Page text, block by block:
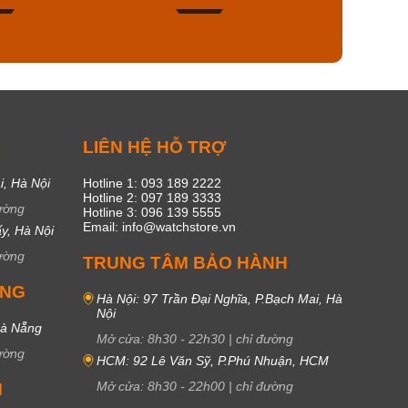
Hà Nội
Hà Nội
Nẵng
LIÊN HỆ HỖ TRỢ
Hotline 1: 093 189 2222
Hotline 2: 097 189 3333
Hotline 3: 096 139 5555
Email: info@watchstore.vn
TRUNG TÂM BẢO HÀNH
Hà Nội: 97 Trần Đại Nghĩa, P.Bạch Mai, Hà
Nội
Mở cửa: 8h30 - 22h30 | chỉ đường
HCM: 92 Lê Văn Sỹ, P.Phú Nhuận, HCM
Mở cửa: 8h30 - 22h00 | chỉ đường